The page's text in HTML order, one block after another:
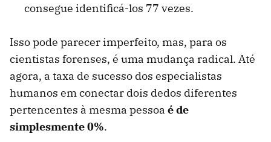
consegue identificá-los 77 vezes.
Isso pode parecer imperfeito, mas, para os
cientistas forenses, é uma mudança radical. Até
agora, a taxa de sucesso dos especialistas
humanos em conectar dois dedos diferentes
pertencentes à mesma pessoa é de
simplesmente 0%.